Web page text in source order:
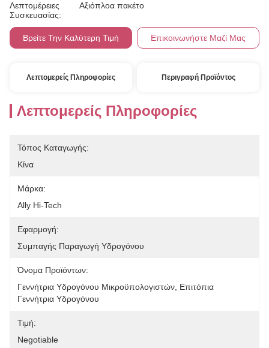
Λεπτομέρειες
Συσκευασίας:
Αξιόπλοα πακέτο
Βρείτε Την Καλύτερη Τιμή Επικοινωνήστε Μαζί Μας
Λεπτομερείς Πληροφορίες Περιγραφή Προϊόντος
Λεπτομερείς Πληροφορίες
Τόπος Καταγωγής:
Κίνα
Μάρκα:
Ally Hi-Tech
Εφαρμογή:
Συμπαγής Παραγωγή Υδρογόνου
Όνομα Προϊόντων:
Γεννήτρια Υδρογόνου Μικροϋπολογιστών, Επιτόπια
Γεννήτρια Υδρογόνου
Τιμή:
Negotiable